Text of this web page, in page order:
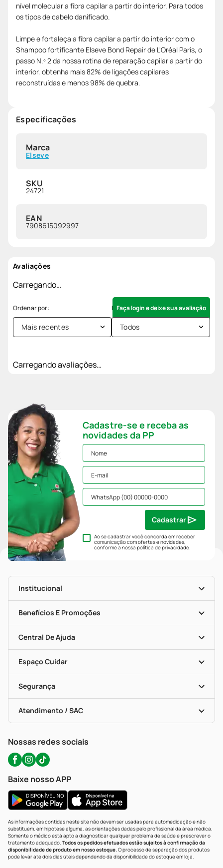
nível molecular a fibra capilar a partir do interior. Para todos
os tipos de cabelo danificado.
Limpe e fortaleça a fibra capilar a partir do interior com o
Shampoo fortificante Elseve Bond Repair de L'Oréal Paris, o
passo N.º 2 da nossa rotina de reparação capilar a partir do
interior, obtenha mais 82% de ligações capilares
reconstruídas e menos 98% de quebra.
Especificações
Marca
Elseve
SKU
24721
EAN
7908615092997
Avaliações
Carregando…
Faça login e deixe sua avaliação
Mais recentes Todos
Carregando avaliações…
Cadastre-se e receba as
novidades da PP
Ao se cadastrar você concorda em receber
comunicação com ofertas e novidades,
conforme a nossapolítica de privacidade.
Cadastrar
Institucional
História
Nossas Lojas
Mapa De Categorias
Blog Da PP
Seja Uma Loja Parceira
Benefícios E Promoções
Clube PP
Convênios
Programa Popular Do Brasil
Encarte De Ofertas
Dermaclub
Descontos De Laboratório (PBM)
Cupons E Ofertas
Central De Ajuda
Entrega
Recompra Programada
Compras Com Receita
Alomed (tele-Entrega)
Formas De Pagamento
Troca E Devolução
Bulas De A A Z
Políticas De Marketplace
Espaço Cuidar
Vacinas
Serviços Farmacêuticos
Testes Rápidos
Autoteste Covid-19
Segurança
Certificado De Segurança
Portal Da Privacidade
Atendimento / SAC
WhatsApp (47) 9202-1687
Nossas redes sociais
Baixe nosso APP
As informações contidas neste site não devem ser usadas para automedicação e não
substituem, em hipótese alguma, as orientações dadas pelo profissional da área médica.
Somente o médico está apto a diagnosticar qualquer problema de saúde e prescrever o
tratamento adequado. Todos os pedidos efetuados estão sujeitos à confirmação da
disponibilidade de produto em nosso estoque.O processo de separação dos produtos
pode levar até dois dias úteis dependendo da disponibilidade do estoque em loja.